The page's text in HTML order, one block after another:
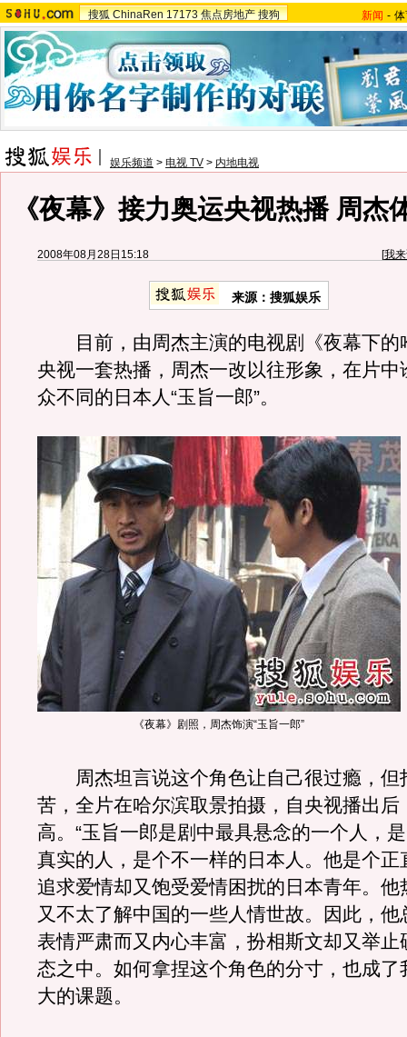
搜狐 ChinaRen 17173 焦点房地产 搜狗 新闻 -
娱乐频道 > 电视 TV > 内地电视
《夜幕》接力奥运央视热播 周杰
2008年08月28日15:18 [我
来源：搜狐娱乐
目前，由周杰主演的电视剧《夜幕下的
央视一套热播，周杰一改以往形象，在片中
众不同的日本人“玉旨一郎”。
《夜幕》剧照，周杰饰演“玉旨一郎”
周杰坦言说这个角色让自己很过瘾，但
苦，全片在哈尔滨取景拍摄，自央视播出后
高。“玉旨一郎是剧中最具悬念的一个人，
真实的人，是个不一样的日本人。他是个正
追求爱情却又饱受爱情困扰的日本青年。他
又不太了解中国的一些人情世故。因此，他
表情严肃而又内心丰富，扮相斯文却又举止
态之中。如何拿捏这个角色的分寸，也成了
大的课题。